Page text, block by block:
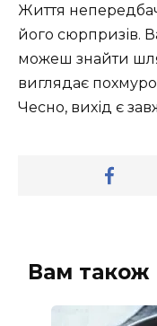
Життя
його сюрпризів.
можеш знайти
виглядає
Чесно, вихід є
Вам також